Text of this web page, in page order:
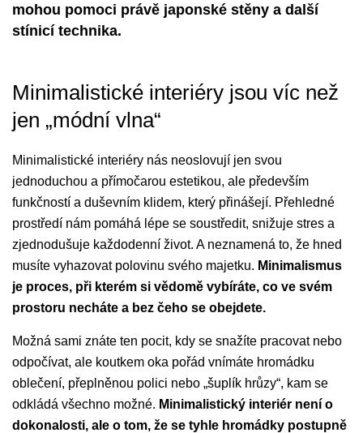
mohou pomoci právě japonské stěny a další
stínicí technika.
Minimalistické interiéry jsou víc než
jen „módní vlna“
Minimalistické interiéry nás neoslovují jen svou
jednoduchou a přímočarou estetikou, ale především
funkčností a duševním klidem, který přinášejí. Přehledné
prostředí nám pomáhá lépe se soustředit, snižuje stres a
zjednodušuje každodenní život. A neznamená to, že hned
musíte vyhazovat polovinu svého majetku. Minimalismus
je proces, při kterém si vědomě vybíráte, co ve svém
prostoru necháte a bez čeho se obejdete.
Možná sami znáte ten pocit, kdy se snažíte pracovat nebo
odpočívat, ale koutkem oka pořád vnímáte hromádku
oblečení, přeplněnou polici nebo „šuplík hrůzy“, kam se
odkládá všechno možné. Minimalistický interiér není o
dokonalosti, ale o tom, že se tyhle hromádky postupně